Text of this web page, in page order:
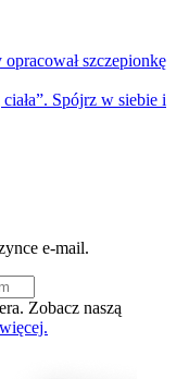
szczepionkę
Spójrz w siebie i
e-mail.
Zobacz naszą